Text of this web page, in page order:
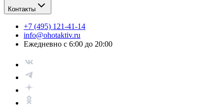
Контакты
+7 (495) 121-41-14
info@ohotaktiv.ru
Ежедневно с 6:00 до 20:00